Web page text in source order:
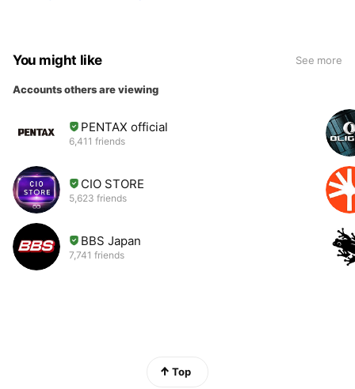
You might like See more
Accounts others are viewing
PENTAX official
6,411 friends
CIO STORE
5,623 friends
BBS Japan
7,741 friends
Top